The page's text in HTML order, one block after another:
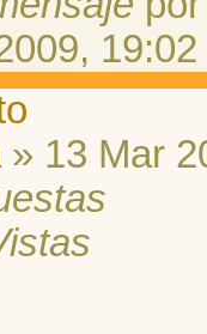
19:02
» 13 Mar